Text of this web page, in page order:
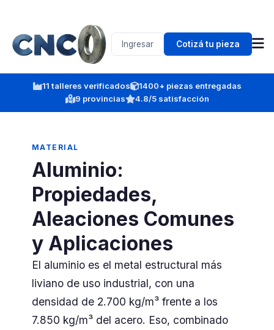
Ingresar Cotizá tu pieza
11 talleres verificados
1400+ piezas entregadas
9 provincias
4.8/5 satisfacción
MATERIAL
Aluminio:
Propiedades,
Aleaciones Comunes
y Aplicaciones
El aluminio es el metal estructural más
liviano de uso industrial, con una
densidad de 2.700 kg/m³ frente a los
7.850 kg/m³ del acero. Eso, combinado